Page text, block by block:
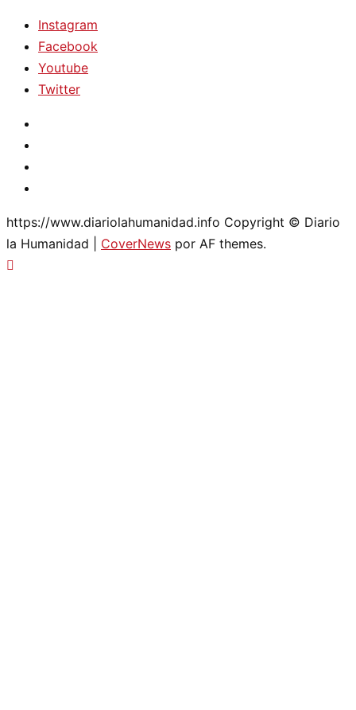
Instagram
Facebook
Youtube
Twitter
https://www.diariolahumanidad.info Copyright © Diario
la Humanidad
CoverNews por AF themes.